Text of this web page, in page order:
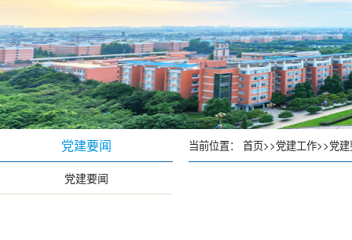
党建要闻
党建要闻
当前位置： 首页>>党建工作>>党